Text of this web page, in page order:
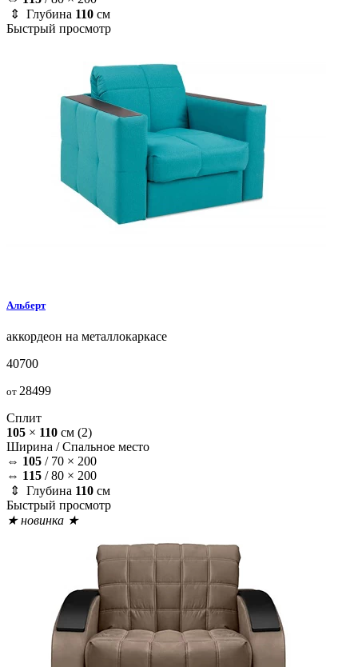
⇕ Глубина 110 см
Быстрый просмотр
Альберт
аккордеон на металлокаркасе
40700
от 28499
Сплит
105 × 110 см (2)
Ширина /Спальное место
⇔ 105 / 70 × 200
⇔ 115 /80 × 200
⇕ Глубина 110 см
Быстрый просмотр
★ новинка ★